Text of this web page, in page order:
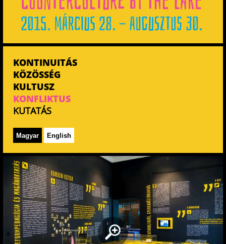
KONTINUITÁS
KÖZÖSSÉG
KULTUSZ
KONFLIKTUS
KUTATÁS
Magyar English